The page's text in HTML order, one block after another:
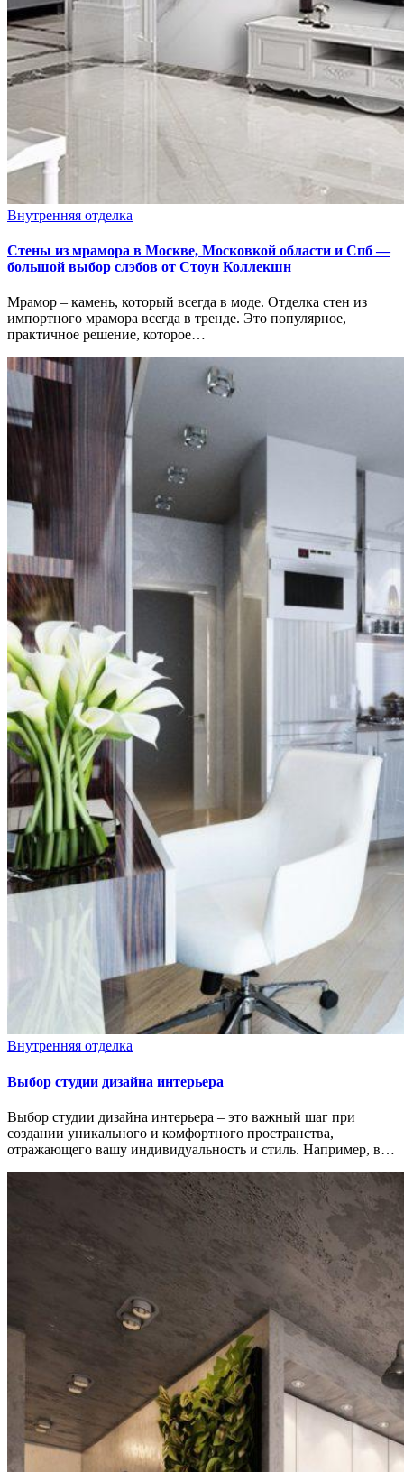
Внутренняя отделка
Стены из мрамора в Москве, Московкой области и Спб —
большой выбор слэбов от Стоун Коллекшн
Мрамор – камень, который всегда в моде. Отделка стен из
импортного мрамора всегда в тренде. Это популярное,
практичное решение, которое…
Внутренняя отделка
Выбор студии дизайна интерьера
Выбор студии дизайна интерьера – это важный шаг при
создании уникального и комфортного пространства,
отражающего вашу индивидуальность и стиль. Например, в…